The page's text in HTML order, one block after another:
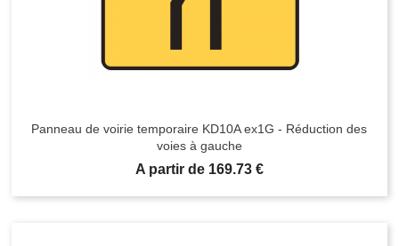
Panneau de voirie temporaire KD10A ex1G - Réduction des
voies à gauche
Prix
A partir de 169.73 €